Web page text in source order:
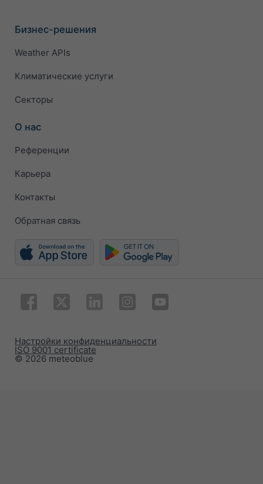
Бизнес-решения
Weather APIs
Климатические услуги
Секторы
О нас
Референции
Карьера
Контакты
Обратная связь
© 2026 meteoblue
ISO 9001 certificate
Настройки конфиденциальности